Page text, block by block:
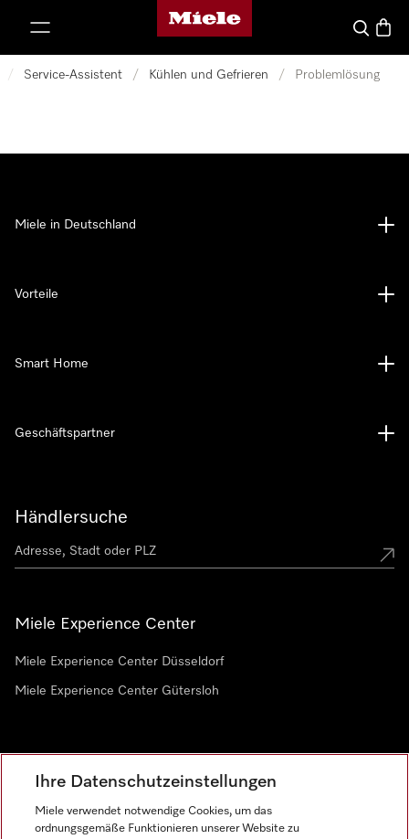
Miele-Homepage
Suche
/ Service-Assistent / Kühlen und Gefrieren / Problemlösung
Händlersuche
Miele Experience Center
Miele Experience Center Düsseldorf
Miele Experience Center Gütersloh
Miele in Deutschland
Vorteile
Smart Home
Geschäftspartner
Ihre Datenschutzeinstellungen
Miele verwendet notwendige Cookies, um das
ordnungsgemäße Funktionieren unserer Website zu